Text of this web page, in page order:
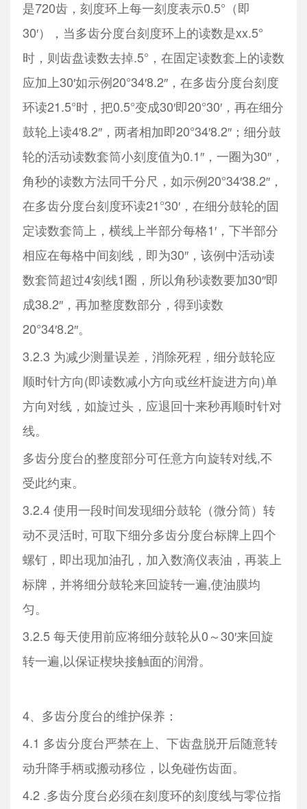
是720齿，刻度环上每一刻度表示0.5°（即
30′），当多齿分度台刻度环上的读数是xx.5°
时，则齿盘读数去掉.5°，在固定读数套上的读数
应加上30′如示例20°34′8.2″，在多齿分度台刻度
环读21.5°时，把0.5°变成30′即20°30′，再在细分
鼓轮上读4′8.2″，两者相加即20°34′8.2″；细分鼓
轮的活动读数套筒小刻度值为0.1″，一圈为30″，
角秒的读数方法同千分尺，如示例20°34′38.2″，
在多齿分度台刻度环读21°30′，在细分鼓轮的固
定读数套筒上，横线上半部分每格1′，下半部分
相应在每格中间刻线，即为30″，该例中活动读
数套筒超过4′刻线1圈，所以角秒读数要加30″即
成38.2″，再加整度数部分，得到读数
20°34′8.2″。
3.2.3 为减少测量误差，消除死程，细分鼓轮应
顺时针方向(即读数减小方向或丝杆旋进方向)单
方向对线，如旋过头，应退回十来秒再顺时针对
线。
多齿分度台的整度部分可任意方向旋转对线,不
受此约束。
3.2.4 使用一段时间发现细分鼓轮（微分筒）转
动不灵活时, 可取下细分多齿分度台标牌上四个
螺钉，即出现加油孔，加入数滴仪表油，再装上
标牌，并将细分鼓轮来回旋转一遍,使油膜均
匀。
3.2.5 每天使用前应将细分鼓轮从0～30′来回旋
转一遍,以保证楔块接触面的润滑。
4、多齿分度台的维护保养：
4.1 多齿分度台严禁在上、下齿盘脱开后随意转
动升降手柄或搬动移位，以免碰伤齿面。
4.2 .多齿分度台必须在刻度环的刻度线与零位指